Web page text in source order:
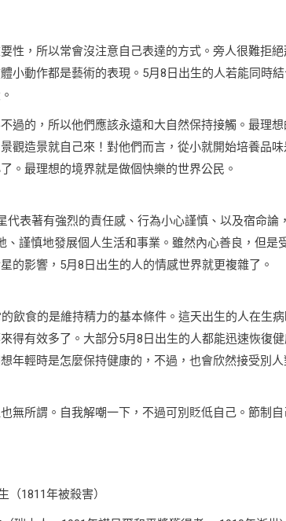
性，所以常會沒注意自己表達的方式。旁人很難拒
小動作都是藝術的表現。5月8日出生的人若能同時
過的，所以他們應該永遠和大自然保持接觸。最理
觀造景就自己來！對他們而言，從小就開始培養品
。最理想的境界就是做個快樂的世界公民。
代表著有強烈的責任感、行為小心謹慎、以及宿命論
謹慎地發展個人生活和事業。雖然內心善良，但是
的影響，5月8日出生的人的情感世界就更複雜了。
飲食的是維持精力的基本條件。這天出生的人在生
得有效多了。大部分5月8日出生的人都能迅速恢復
年輕時是怎麼保持健康的，不過，也會欣然接受別人
無所謂。自我解嘲一下，不過可別貶低自己。節制
1811年被殺害）